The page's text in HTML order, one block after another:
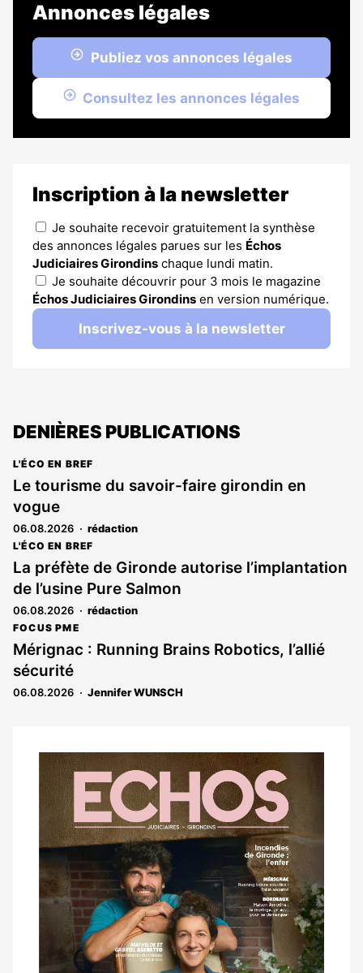
Annonces légales
Publiez vos annonces légales
Consultez les annonces légales
Inscription à la newsletter
Je souhaite recevoir gratuitement la synthèse
des annonces légales parues sur les Échos
Judiciaires Girondins chaque lundi matin.
Je souhaite découvrir pour 3 mois le magazine
Échos Judiciaires Girondins en version numérique.
Inscrivez-vous à la newsletter
DENIÈRES PUBLICATIONS
L'ÉCO EN BREF
Le tourisme du savoir-faire girondin en
vogue
06.08.2026 rédaction
L'ÉCO EN BREF
La préfète de Gironde autorise l’implantation
de l’usine Pure Salmon
06.08.2026 rédaction
FOCUS PME
Mérignac : Running Brains Robotics, l’allié
sécurité
06.08.2026 Jennifer WUNSCH
Notre
dernier
magazine